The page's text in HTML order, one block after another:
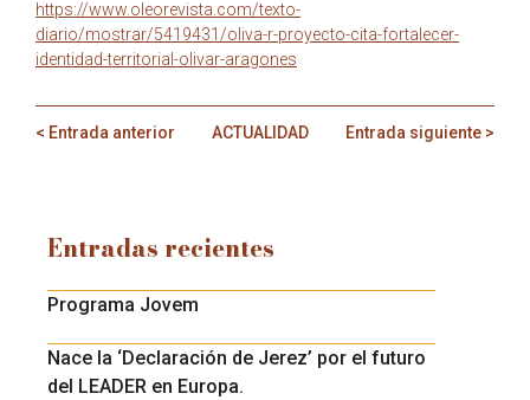
https://www.oleorevista.com/texto-
diario/mostrar/5419431/oliva-r-proyecto-cita-fortalecer-
identidad-territorial-olivar-aragones
< Entrada anterior ACTUALIDAD Entrada siguiente >
Entradas recientes
Programa Jovem
Nace la ‘Declaración de Jerez’ por el futuro
del LEADER en Europa.